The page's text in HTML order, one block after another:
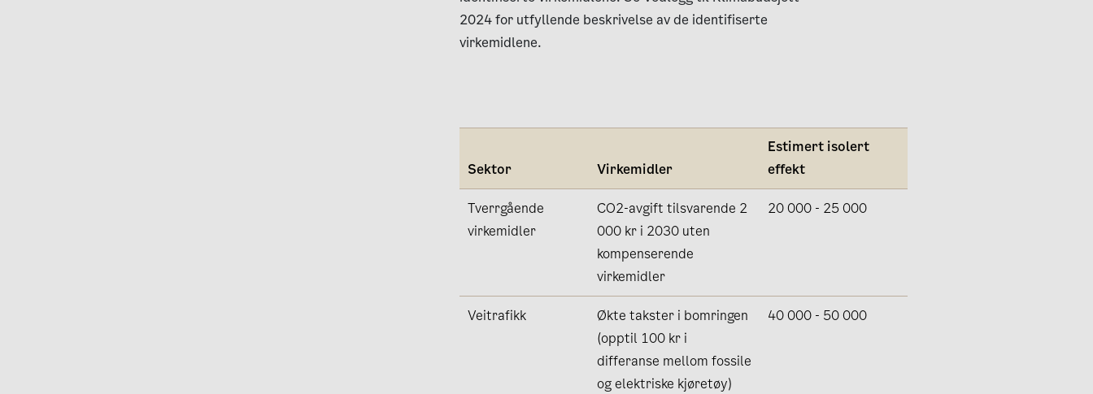
2024 for utfyllende beskrivelse av de identifiserte
virkemidlene.
Sektor Virkemidler
Estimert isolert
effekt
Tverrgående
virkemidler
CO2-avgift tilsvarende 2
000 kr i 2030 uten
kompenserende
virkemidler
20 000 - 25 000
Veitrafikk
Økte takster i bomringen
(opptil 100 kr i
differanse mellom fossile
og elektriske kjøretøy)
40 000 - 50 000